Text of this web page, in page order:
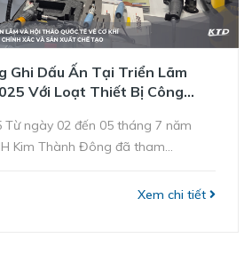
Ghi Dấu Ấn Tại Triển Lãm
Với Loạt Thiết Bị Công
Từ ngày 02 đến 05 tháng 7 năm
Kim Thành Đông đã tham...
Xem chi tiết